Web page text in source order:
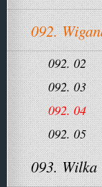
092.
092. 02
092. 03
092. 04
092. 05
093. Wilka